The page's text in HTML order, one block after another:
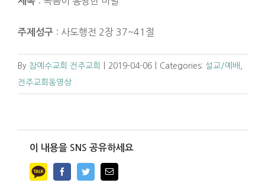
주제성구 : 사도행전 2장 37~41절
By 참예수교회 전주교회 2019-04-06 Categories: 설교/예배
전주교회동영상
이 내용을 SNS 공유하세요
FacebookTwitterEmail